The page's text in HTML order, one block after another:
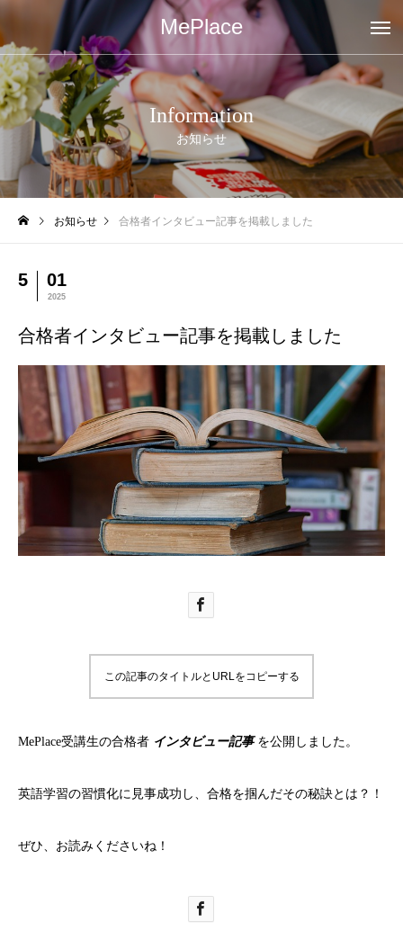
MePlace
Information
お知らせ
お知らせ 合格者インタビュー記事を掲載しました
5 01
2025
合格者インタビュー記事を掲載しました
この記事のタイトルとURLをコピーする
MePlace受講生の合格者 インタビュー記事 を公開しました。
英語学習の習慣化に見事成功し、合格を掴んだその秘訣とは？！
ぜひ、お読みくださいね！